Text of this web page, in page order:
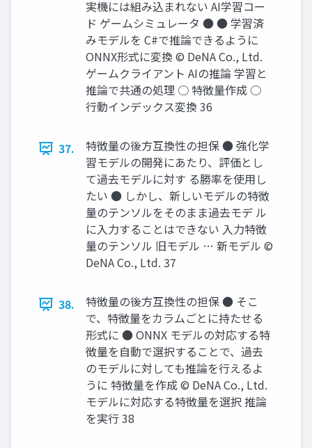
実機には組み込まれない AI学習コー
ド ゲームシミュレータ ● ● 学習済
みモデルを C#で推論できるように
ONNX形式に変換 © DeNA Co., Ltd.
ゲームクライアント AIの推論 学習と
推論で共通の処理 ○ 特徴量作成 ○
行動インデックス変換 36
37.
特徴量の後方互換性の担保 ● 強化学
習モデルの開発にあたり、評価とし
て過去モデルに対す る勝率を使用し
たい ● しかし、新しいモデルの特徴
量のテンソルをそのまま過去モデ ル
に入力することはできない 入力特徴
量のテンソル 旧モデル … 新モデル ©
DeNA Co., Ltd. 37
38.
特徴量の後方互換性の担保 ● そこ
で、特徴量をカラムごとに持たせる
形式に ● ONNX モデルの対応する特
徴量を自動で選択することで、過去
のモデルに対しても推論を行えるよ
うに 特徴量を作成 © DeNA Co., Ltd.
モデルに対応する特徴量を選択 推論
を実行 38